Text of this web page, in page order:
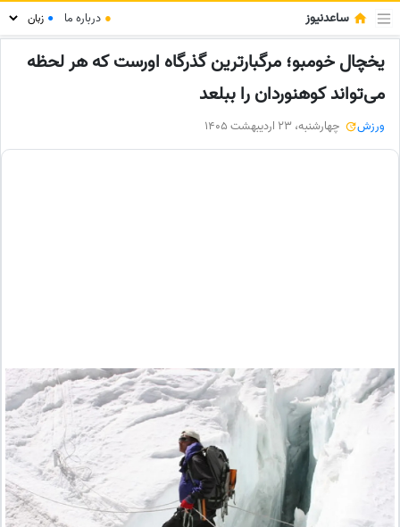
ساعدنیوز ● درباره ما ●
یخچال خومبو؛ مرگبارترین گذرگاه اورست که هر لحظه
می‌تواند کوهنوردان را ببلعد
ورزش چهارشنبه، 23 اردیبهشت 1405